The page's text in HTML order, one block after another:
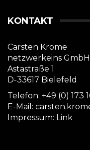
KONTAKT
Carsten Krome
netzwerkeins GmbH
Astastraße 1
D-33617 Bielefeld
Telefon: +49 (0) 173
E-Mail:
Impressum: Link